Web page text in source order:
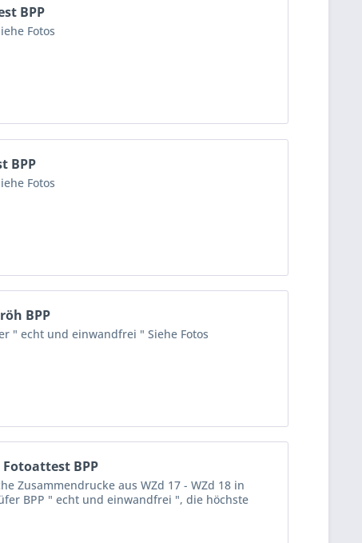
BPP
Fotos
BPP
Fotos
BPP
" echt und einwandfrei " Siehe Fotos
Fotoattest BPP
Zusammendrucke aus WZd 17 - WZd 18 in
BPP " echt und einwandfrei ", die höchste